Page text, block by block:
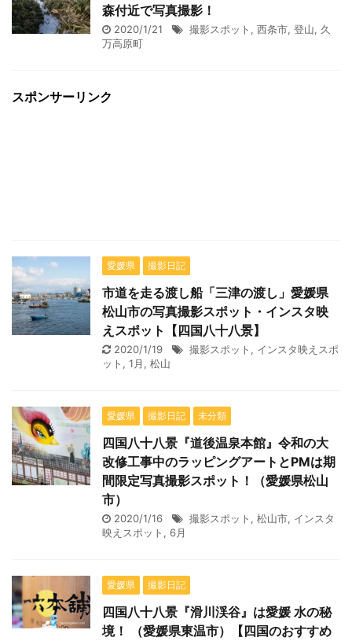
森付近で写真撮影！
2020/1/21 撮影スポット , 西条市, 登山, 久
万高原町
スポンサーリンク
愛媛県 撮影日記
市道を走る渡し船「三津の渡し」愛媛県
松山市の写真撮影スポット・インスタ映
えスポット【四国八十八景】
2020/1/19 撮影スポット , インスタ映えスポ
ット , 1月 , 松山
愛媛県 撮影日記 未分類
四国八十八景『道後温泉本館』令和の大
改修工事中のラッピングアートとPMは期
間限定写真撮影スポット！（愛媛県松山
市）
2020/1/16 撮影スポット , 松山市, インスタ
映えスポット , 6月
愛媛県 撮影日記
四国八十八景『滑川渓谷』は愛媛 水の秘
境！ （愛媛県東温市）【四国のおすすめ